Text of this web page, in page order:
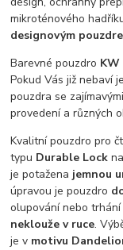
mikroténového
designovým
Barevné pouzdro
Pokud Vás již nebaví
pouzdra se
provedení a různých
Kvalitní pouzdro pro
typu Durable Lock
je potažena jemnou
úpravou je pouzdro
olupování nebo
neklouže v ruce.
je v motivu